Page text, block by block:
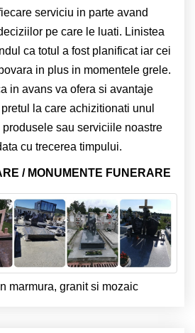
serviciu in parte avand
pe care le luati. Linistea
ca totul a fost planificat iar cei
in plus in momentele grele.
in avans va ofera si avantaje
la care achizitionati unul
sau serviciile noastre
cu trecerea timpului.
/ MONUMENTE FUNERARE
marmura, granit si mozaic